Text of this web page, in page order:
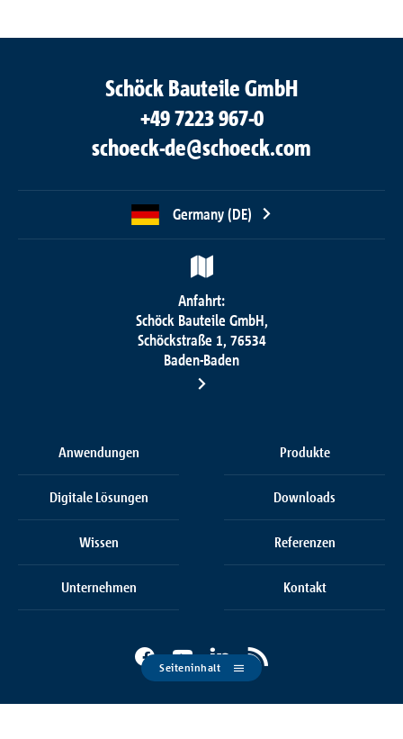
Schöck Bauteile GmbH
+49 7223 967-0
schoeck-de@schoeck.com
Germany (DE)
Anfahrt:
Schöck Bauteile GmbH,
Schöckstraße 1, 76534
Baden-Baden
Anwendungen Produkte
Digitale Lösungen Downloads
Wissen Referenzen
Unternehmen Kontakt
Seiteninhalt